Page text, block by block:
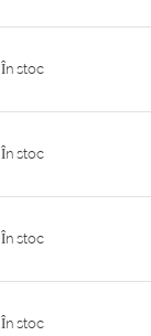
În stoc
În stoc
În stoc
În stoc